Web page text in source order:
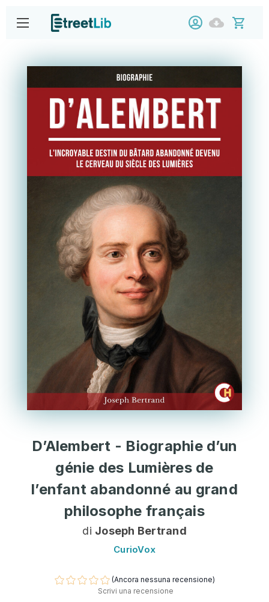
D’Alembert - Biographie d’un
génie des Lumières de
l’enfant abandonné au grand
philosophe français
di Joseph Bertrand
CurioVox
(Ancora nessuna recensione)
Scrivi una recensione